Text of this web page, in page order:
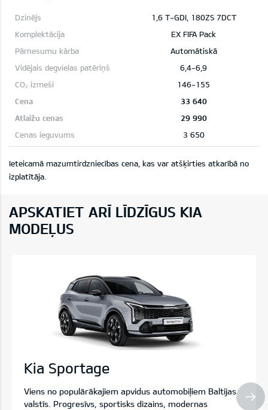
1,6 T-GDI, 180ZS 7DCT
EX FIFA Pack
Automātiskā
6,4-6,9
146-155
33 640
29 990
3 650
Ieteicamā mazumtirdzniecības cena, kas var atšķirties atkarībā no
izplatītāja.
APSKATIET ARĪ LĪDZĪGUS KIA
MODEĻUS
Kia Sportage
Viens no populārākajiem apvidus automobiļiem Baltijas
valstīs. Progresīvs, sportisks dizains, modernas